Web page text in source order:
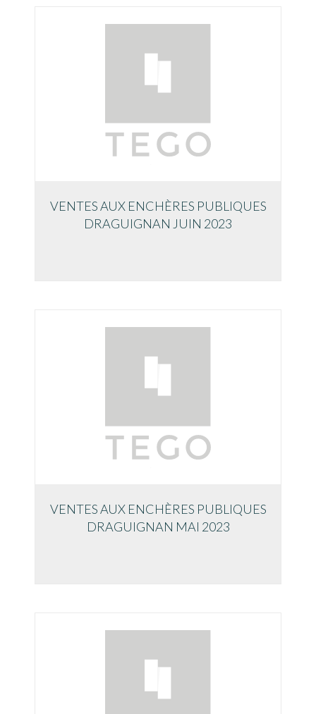
VENTES AUX ENCHÈRES PUBLIQUES
DRAGUIGNAN JUIN 2023
VENTES AUX ENCHÈRES PUBLIQUES
DRAGUIGNAN MAI 2023